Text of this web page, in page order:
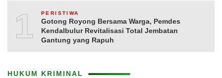
10PERISTIWA
Gotong Royong Bersama Warga, Pemdes
Kendalbulur Revitalisasi Total Jembatan
Gantung yang Rapuh
HUKUM KRIMINAL